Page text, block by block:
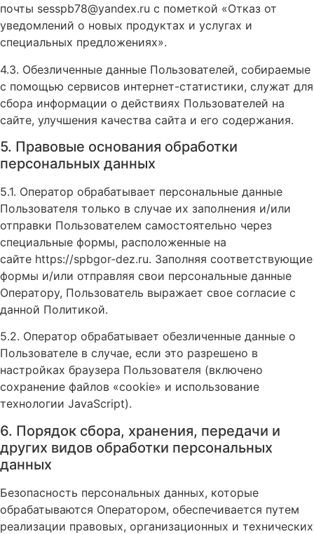
почты sesspb78@yandex.ru с пометкой «Отказ от
уведомлений о новых продуктах и услугах и
специальных предложениях».
4.3. Обезличенные данные Пользователей, собираемые
с помощью сервисов интернет-статистики, служат для
сбора информации о действиях Пользователей на
сайте, улучшения качества сайта и его содержания.
5. Правовые основания обработки
персональных данных
5.1. Оператор обрабатывает персональные данные
Пользователя только в случае их заполнения и/или
отправки Пользователем самостоятельно через
специальные формы, расположенные на
сайте https://spbgor-dez.ru. Заполняя соответствующие
формы и/или отправляя свои персональные данные
Оператору, Пользователь выражает свое согласие с
данной Политикой.
5.2. Оператор обрабатывает обезличенные данные о
Пользователе в случае, если это разрешено в
настройках браузера Пользователя (включено
сохранение файлов «cookie» и использование
технологии JavaScript).
6. Порядок сбора, хранения, передачи и
других видов обработки персональных
данных
Безопасность персональных данных, которые
обрабатываются Оператором, обеспечивается путем
реализации правовых, организационных и технических